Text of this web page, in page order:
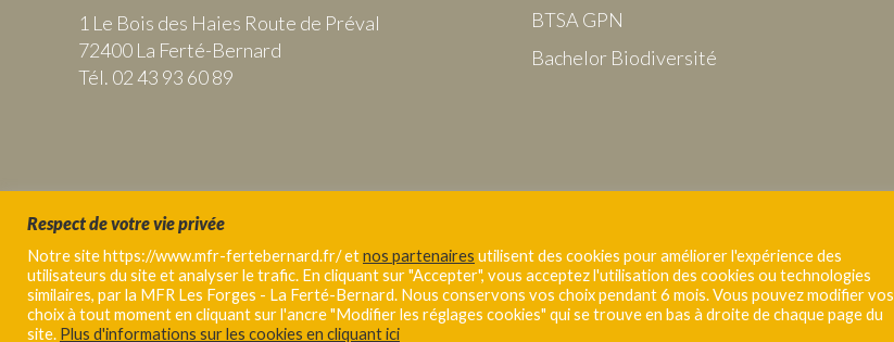
1 Le Bois des Haies Route de Préval
72400 La Ferté-Bernard
Tél. 02 43 93 60 89
BTSA GPN
Bachelor Biodiversité
MFR Les Forges - La Ferté-Bernard 2019 |Mentions légales Conditions générales d'utilisation Politique de confidentialité
Respect de votre vie privée
Notre site https://www.mfr-fertebernard.fr/ etnos partenaires utilisent des cookies pour améliorer l'expérience des
utilisateurs du site et analyser le trafic. En cliquant sur "Accepter", vous acceptez l'utilisation des cookies ou technologies
similaires, par la MFR Les Forges - La Ferté-Bernard. Nous conservons vos choix pendant 6 mois. Vous pouvez modifier vos
choix à tout moment en cliquant sur l'ancre "Modifier les réglages cookies" qui se trouve en bas à droite de chaque page du
site. Plus d'informations sur les cookies en cliquant ici